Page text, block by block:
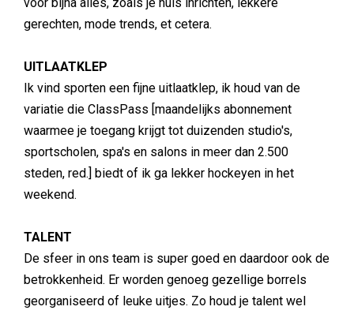
gerechten, mode trends, et cetera.
UITLAATKLEP
Ik vind sporten een fijne uitlaatklep, ik houd van de
variatie die ClassPass [maandelijks abonnement
waarmee je toegang krijgt tot duizenden studio's,
sportscholen, spa's en salons in meer dan 2.500
steden, red.] biedt of ik ga lekker hockeyen in het
weekend.
TALENT
De sfeer in ons team is super goed en daardoor ook de
betrokkenheid. Er worden genoeg gezellige borrels
georganiseerd of leuke uitjes. Zo houd je talent wel